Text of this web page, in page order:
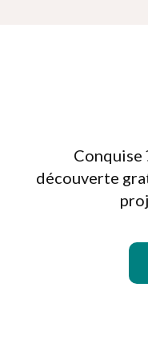
Conquise
découverte